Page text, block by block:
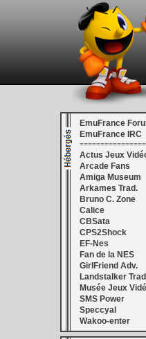
EmuFrance
EmuFrance IRC
Actus Jeux
Arcade Fans
Amiga Museum
Arkames Trad.
Bruno C. Zone
Calice
CBSata
CPS2Shock
EF-Nes
Fan de la NES
GirlFriend Adv.
Landstalker
Musée Jeux
SMS Power
Speccyal
Wakoo-enter